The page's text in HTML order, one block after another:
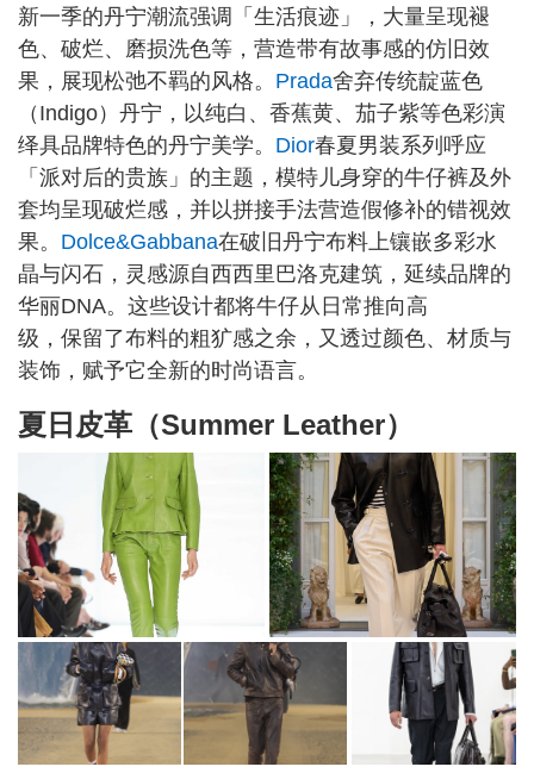
新一季的丹宁潮流强调「生活痕迹」，大量呈现褪
色、破烂、磨损洗色等，营造带有故事感的仿旧效
果，展现松弛不羁的风格。 Prada舍弃传统靛蓝色
（Indigo）丹宁，以纯白、香蕉黄、茄子紫等色彩演
绎具品牌特色的丹宁美学。 Dior春夏男装系列呼应
「派对后的贵族」的主题，模特儿身穿的牛仔裤及外
套均呈现破烂感，并以拼接手法营造假修补的错视效
果。 Dolce&Gabbana在破旧丹宁布料上镶嵌多彩水
晶与闪石，灵感源自西西里巴洛克建筑，延续品牌的
华丽DNA。这些设计都将牛仔从日常推向高
级，保留了布料的粗犷感之余，又透过颜色、材质与
装饰，赋予它全新的时尚语言。
夏日皮革（Summer Leather）